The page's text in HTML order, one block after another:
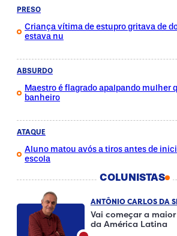
PRESO
Criança vítima de estupro gritava de
estava nu
ABSURDO
Maestro é flagrado apalpando mulher
banheiro
ATAQUE
Aluno matou avós a tiros antes de
escola
COLUNISTAS
ANTÔNIO CARLOS DA
Vai começar a
da América Latina